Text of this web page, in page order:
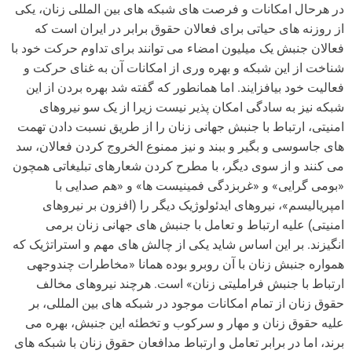
در هرحال امکانات و فرصت های شبکه های بین المللی زنان، یکی
از روزنه های حیاتی برای فعالان حقوق برابر در ایران است که
فعالان جنبش یک میلیون امضاء می توانند برای تداوم حرکت خود با
شناخت از این شبکه و بهره وری از امکانات آن به غنای حرکت و
فعالیت خود بیافزایند. اما همانطور که گفته شد بهره بردن از این
شبکه نیز به سادگی امکان پذیر نیست زیرا از یک سو نیروهای
امنیتی، ارتباط با جنبش جهانی زنان را از طریق نسبت دادن تهمت
های جاسوسی و بگیر و ببند و نیز ممنوع الخروج کردن فعالان، سد
می کنند و از سوی دیگر، با مطرح کردن شعارهای تبلیغاتی همچون
«بومی گرایی» و «غربزدگی فمینیست ها» و «هم صدایی با
امپریالیسم»، نیروهای ایدئولوژیک دیگر را (افزون بر نیروهای
امنیتی) علیه ارتباط و تعامل با جنبش های جهانی زنان برمی
انگیزند. بر این اساس شاید یکی از چالش های مهم و استراتژیک که
همواره جنبش زنان با آن روبرو بوده همانا «مخاطرات چندوجهی
ارتباط با جنبش فراملیتی زنان» است. هرچند نیروهای مخالف
حقوق زنان از تمام امکانات موجود در شبکه های بین المللی، بر
علیه حقوق زنان و مهار و سرکوب و تخطئه این جنبش، بهره می
برند، اما در برابر تعامل و ارتباط مدافعان حقوق زنان با شبکه های